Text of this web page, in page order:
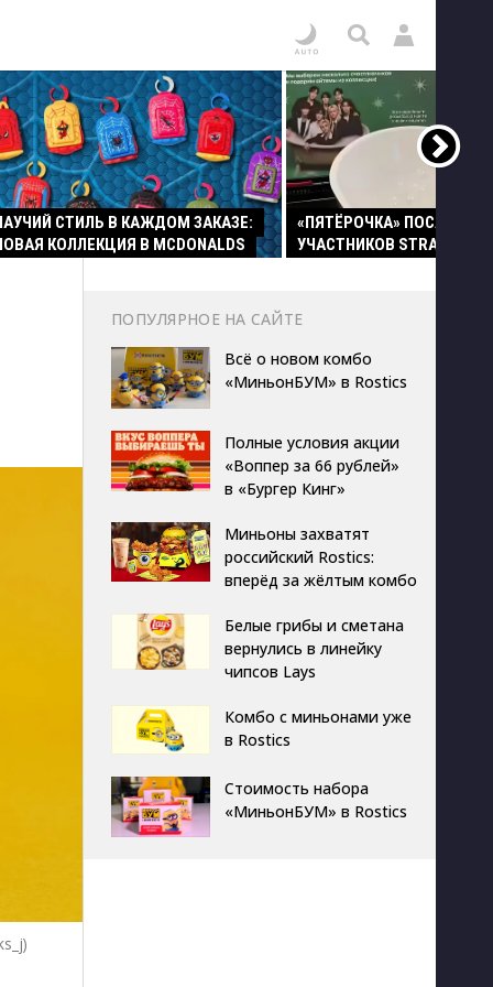
СТИЛЬ В КАЖДОМ ЗАКАЗЕ:
КОЛЛЕКЦИЯ В MCDONALDS
«ПЯТЁРОЧКА» ПОСАДИЛА
УЧАСТНИКОВ STRAY KIDS
ПОПУЛЯРНОЕ НА САЙТЕ
Всё о новом комбо
«МиньонБУМ» в Rostics
Полные условия акции
«Воппер за 66 рублей»
в «Бургер Кинг»
Миньоны захватят
российский Rostics:
вперёд за жёлтым комбо
Белые грибы и сметана
вернулись в линейку
чипсов Lays
Комбо с миньонами уже
в Rostics
Стоимость набора
«МиньонБУМ» в Rostics